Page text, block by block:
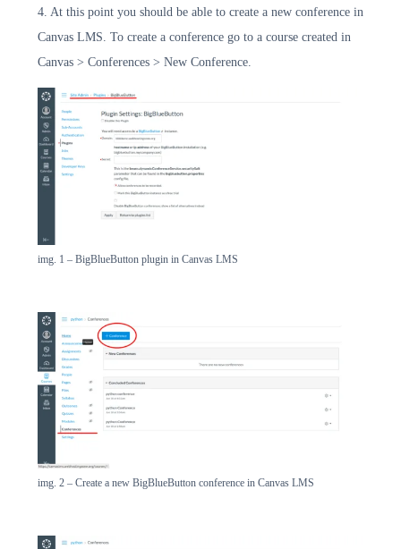
4. At this point you should be able to create a new conference in
Canvas LMS. To create a conference go to a course created in
Canvas > Conferences > New Conference.
img. 1 – BigBlueButton plugin in Canvas LMS
img. 2 – Create a new BigBlueButton conference in Canvas LMS